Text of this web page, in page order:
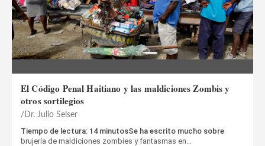
El Código Penal Haitiano y las maldiciones Zombis y
otros sortilegios
Dr. Julio Selser
Tiempo de lectura: 14 minutosSe ha escrito mucho sobre
brujería de maldiciones zombies y fantasmas en…